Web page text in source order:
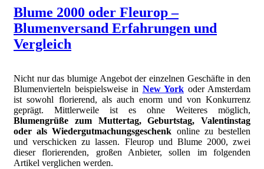
Blume 2000 oder Fleurop –
Blumenversand Erfahrungen und
Vergleich
Nicht nur das blumige Angebot der einzelnen Geschäfte in den
Blumenvierteln beispielsweise in New York oder Amsterdam
ist sowohl florierend, als auch enorm und von Konkurrenz
geprägt. Mittlerweile ist es ohne Weiteres möglich,
Blumengrüße zum Muttertag, Geburtstag, Valentinstag
oder als Wiedergutmachungsgeschenk online zu bestellen
und verschicken zu lassen. Fleurop und Blume 2000, zwei
dieser florierenden, großen Anbieter, sollen im folgenden
Artikel verglichen werden.